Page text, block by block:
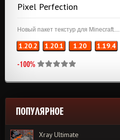
Pixel Perfection
Новый пакет текстур для Minecraft....
1.20.2 1.20.1 1.20 1.19.4
-100%
ПОПУЛЯРНОЕ
Xray Ultimate